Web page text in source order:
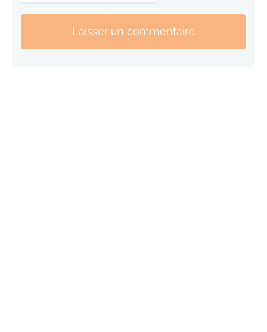
Laisser un commentaire